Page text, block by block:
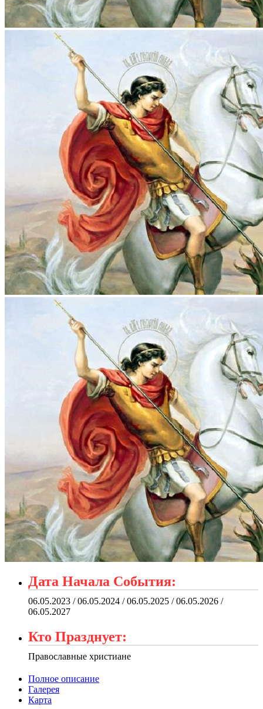
Дата Начала События:
06.05.2023 / 06.05.2024 / 06.05.2025 / 06.05.2026 /
06.05.2027
Кто Празднует:
Православные христиане
Полное описание
Галерея
Карта